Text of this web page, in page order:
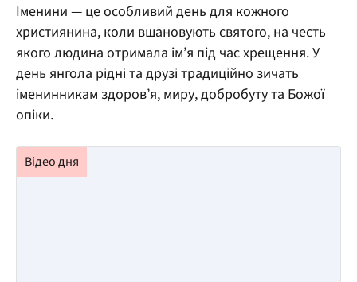
Іменини — це особливий день для кожного
християнина, коли вшановують святого, на честь
якого людина отримала ім’я під час хрещення. У
день янгола рідні та друзі традиційно зичать
іменинникам здоров’я, миру, добробуту та Божої
опіки.